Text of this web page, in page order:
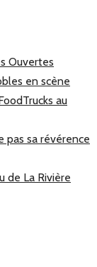
Ouvertes
en scène
au
pas sa révérence
de La Rivière